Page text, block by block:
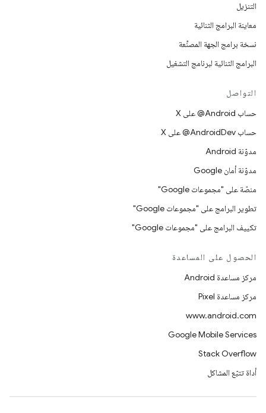
التنزيل
معاينة البرامج الثنائية
نسخة برامج الجهة المصنِّعة
البرامج الثنائية لبرنامج التشغيل
التواصل
حساب ‎@Android على X
حساب ‎@AndroidDev على X
مدوّنة Android
مدوّنة أمان Google
منصّة على "مجموعات Google"
تطوير البرامج على "مجموعات Google"
تكييف البرامج على "مجموعات Google"
الحصول على المساعدة
مركز مساعدة Android
مركز مساعدة Pixel
www.android.com
Google Mobile Services
Stack Overflow
أداة تتبّع المشاكل